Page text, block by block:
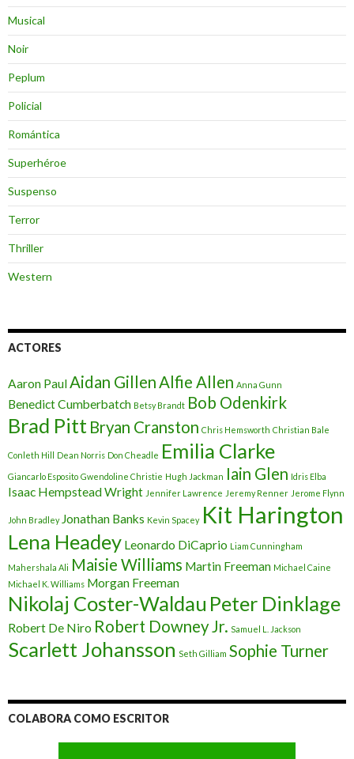
Musical
Noir
Peplum
Policial
Romántica
Superhéroe
Suspenso
Terror
Thriller
Western
ACTORES
Aaron PaulAidan GillenAlfie Allen Anna Gunn
Benedict Cumberbatch Betsy Brandt Bob Odenkirk
Brad Pitt Bryan Cranston Chris Hemsworth Christian Bale
Conleth Hill Dean Norris Don Cheadle Emilia Clarke
Giancarlo Esposito Gwendoline Christie Hugh Jackman Iain Glen Idris Elba
Isaac Hempstead Wright Jennifer Lawrence Jeremy Renner Jerome Flynn
John Bradley Jonathan Banks Kevin Spacey Kit Harington
Lena Headey Leonardo DiCaprio Liam Cunningham
Mahershala Ali Maisie Williams Martin Freeman Michael Caine
Michael K. Williams Morgan Freeman
Nikolaj Coster-Waldau Peter Dinklage
Robert De Niro Robert Downey Jr. Samuel L. Jackson
Scarlett Johansson Seth Gilliam Sophie Turner
COLABORA COMO ESCRITOR